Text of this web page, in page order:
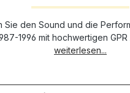
Sie den Sound und die
1996 mit hochwertigen
weiterlesen...